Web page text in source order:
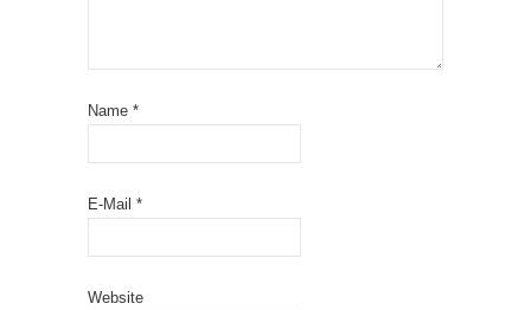
Name *
E-Mail *
Website